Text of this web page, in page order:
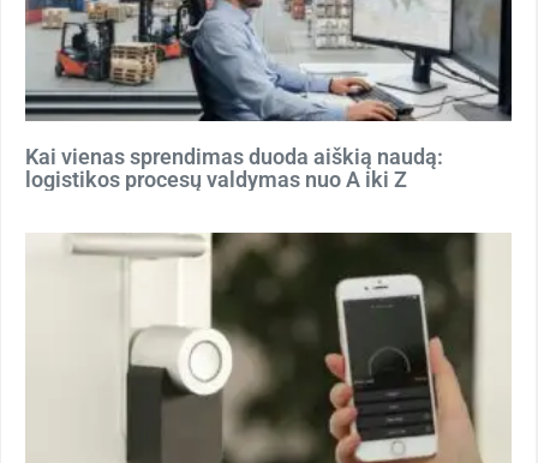
Kai vienas sprendimas duoda aiškią naudą:
logistikos procesų valdymas nuo A iki Z